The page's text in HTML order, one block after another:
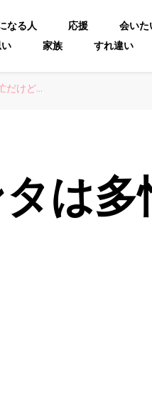
なる人 応援 会いた
家族 すれ違い
だけど…
は多